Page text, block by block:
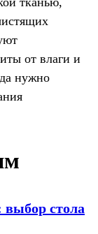
от влаги и
нужно
выбор стола